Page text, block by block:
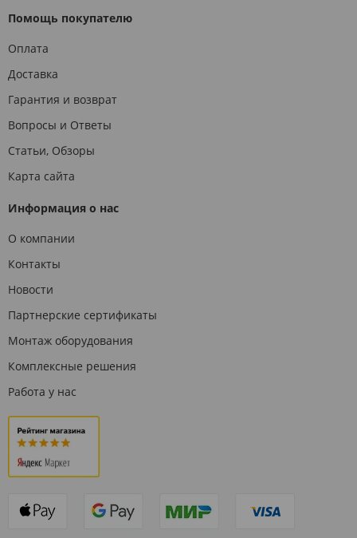
Помощь покупателю
Оплата
Доставка
Гарантия и возврат
Вопросы и Ответы
Статьи, Обзоры
Карта сайта
Информация о нас
О компании
Контакты
Новости
Партнерские сертификаты
Монтаж оборудования
Комплексные решения
Работа у нас